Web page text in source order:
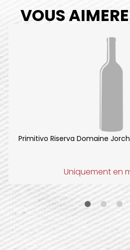
VOUS
Primitivo Riserva Domaine
Uniquement en